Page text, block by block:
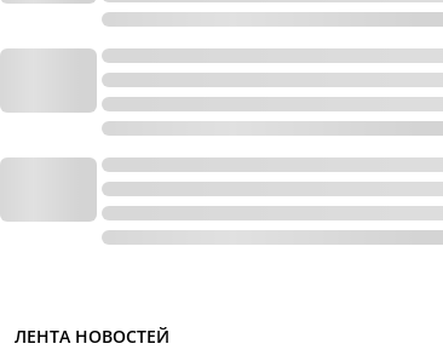
ЛЕНТА НОВОСТЕЙ